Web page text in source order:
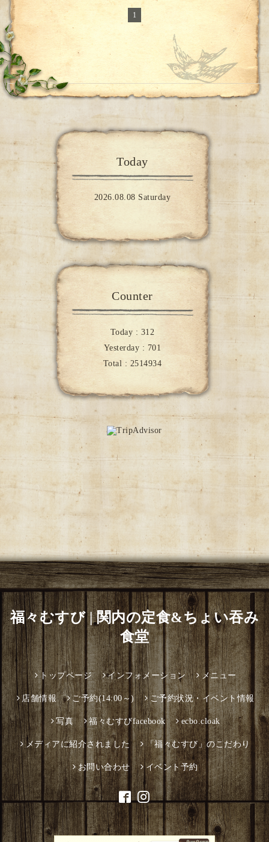
1
Today
2026.08.08 Saturday
Counter
Today : 312
Yesterday : 701
Total : 2514934
福々むすび | 関内の定食&ちょい吞み
食堂
トップページ インフォメーション メニュー
店舗情報 ご予約(14:00～) ご予約状況・イベント情報
写真 福々むすびfacebook ecbo.cloak
メディアに紹介されました 「福々むすび」のこだわり
お問い合わせ イベント予約